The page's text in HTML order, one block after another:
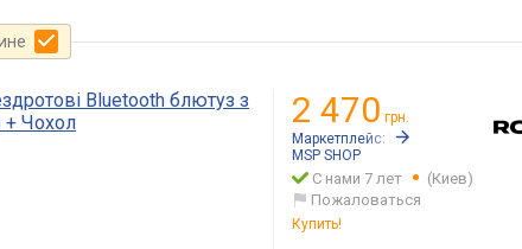
Bluetooth блютуз з
+ Чохол
2 470 грн.
Маркетплейс:
Rozetka.ua
MSP SHOP
С нами 7 лет
(Киев)
Пожаловаться
Купить!